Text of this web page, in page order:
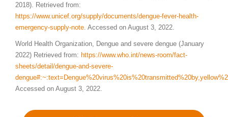
2018). Retrieved from:
https://www.unicef.org/supply/documents/dengue-fever-health-
emergency-supply-note . Accessed on August 3, 2022.
World Health Organization, Dengue and severe dengue (January
2022) Retrieved from: https://www.who.int/news-room/fact-
sheets/detail/dengue-and-severe-
Accessed on August 3, 2022.